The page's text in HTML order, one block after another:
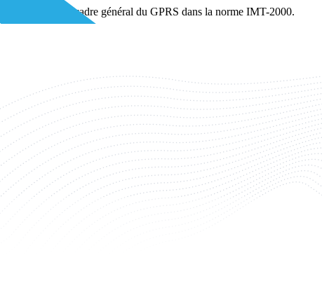
(UIT) fournit le cadre général du GPRS dans la norme IMT-2000.
GPRS, un appareil IoT collecte des données pour les envoyer.
décompose les données en paquets plus petits, chacun contenant
le réseau cellulaire et le module est établie et exploitée par le MNO.
les paquets sur le réseau cellulaire par le biais de fréquences
achemine les paquets de données via le réseau en fonction de leur
reçoit les paquets et les réassemble en données originales.